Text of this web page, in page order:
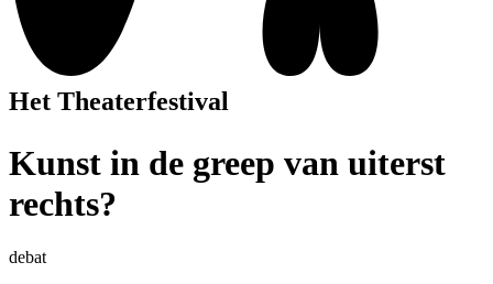
Het Theaterfestival
Kunst in de greep van uiterst
rechts?
debat